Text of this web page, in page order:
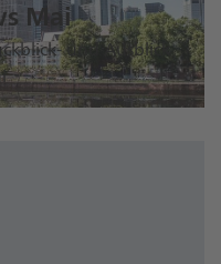
Mai
und Ausblick